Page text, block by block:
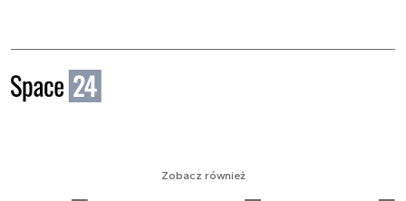
Zobacz również